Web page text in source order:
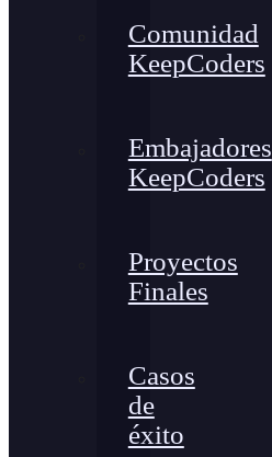
Comunidad
KeepCoders
Embajadores
KeepCoders
Proyectos
Finales
Casos
de
éxito